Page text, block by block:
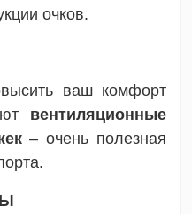
очков.
ваш комфорт
вентиляционные
– очень полезная